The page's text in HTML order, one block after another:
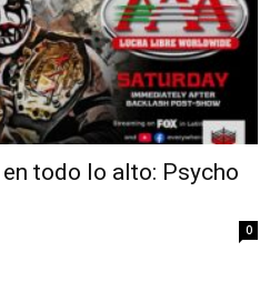
todo lo alto: Psycho
0